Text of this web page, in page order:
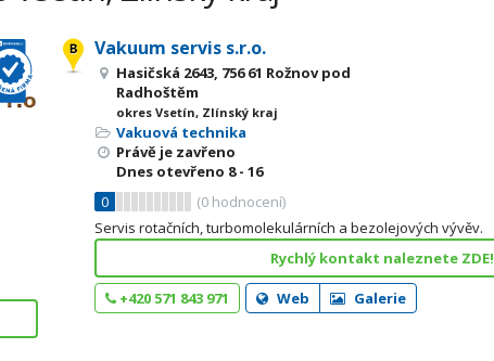
Vakuum servis s.r.o.
Hasičská 2643, 756 61 Rožnov pod
Radhoštěm
okres Vsetín, Zlínský kraj
Vakuová technika
Právě je zavřeno
Dnes otevřeno 8 - 16
0
(0 hodnocení)
Servis rotačních, turbomolekulárních a bezolejových vývěv.
Rychlý kontakt naleznete ZDE!
+420 571 843 971 Web Galerie